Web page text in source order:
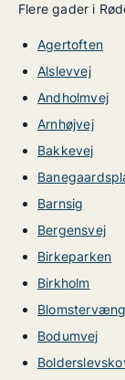
Flere gader i
Agertoften
Alslevvej
Andholmvej
Arnhøjvej
Bakkevej
Barnsig
Bergensvej
Birkeparken
Birkholm
Bodumvej